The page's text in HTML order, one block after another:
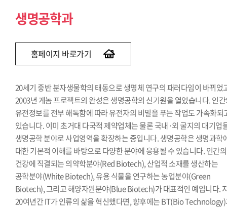
생명공학과
홈페이지 바로가기
20세기 중반 분자생물학의 태동으로 생명체 연구의 패러다임이 바뀌었
2003년 게놈 프로젝트의 완성은 생명공학의 신기원을 열었습니다. 인
유전정보를 전부 해독함에 따라 유전자의 비밀을 푸는 작업도 가속화되
있습니다. 이미 초거대 다국적 제약업체는 물론 국내·외 굴지의 대기업
생명공학 분야로 사업영역을 확장하는 중입니다. 생명공학은 생명과학
대한 기본적 이해를 바탕으로 다양한 분야에 응용될 수 있습니다. 인간의
건강에 직결되는 의약학분야(Red Biotech), 산업적 소재를 생산하는
공학분야(White Biotech), 유용 식물을 연구하는 농업분야(Green
Biotech), 그리고 해양자원분야(Blue Biotech)가 대표적인 예입니다.
20여년간 IT가 인류의 삶을 혁신했다면, 향후에는 BT(Bio